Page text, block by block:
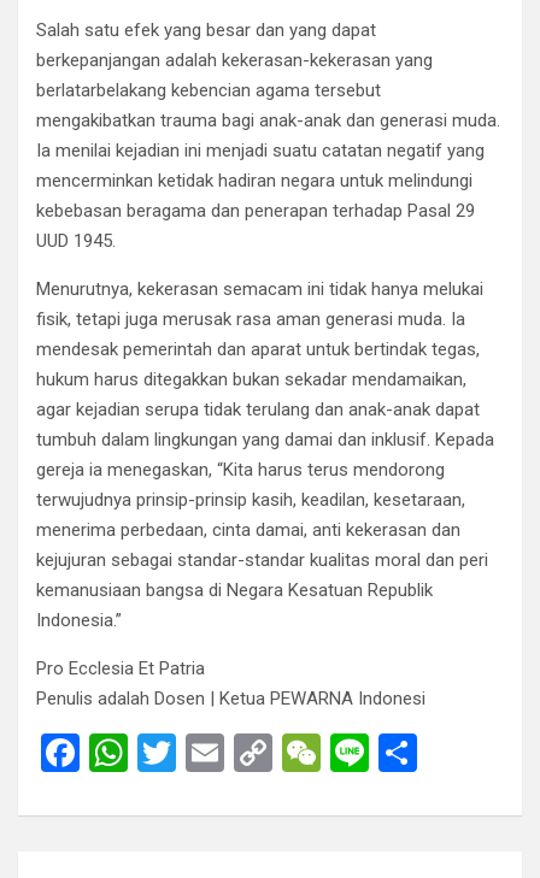
Salah satu efek yang besar dan yang dapat
berkepanjangan adalah kekerasan-kekerasan yang
berlatarbelakang kebencian agama tersebut
mengakibatkan trauma bagi anak-anak dan generasi muda.
Ia menilai kejadian ini menjadi suatu catatan negatif yang
mencerminkan ketidak hadiran negara untuk melindungi
kebebasan beragama dan penerapan terhadap Pasal 29
UUD 1945.
Menurutnya, kekerasan semacam ini tidak hanya melukai
fisik, tetapi juga merusak rasa aman generasi muda. Ia
mendesak pemerintah dan aparat untuk bertindak tegas,
hukum harus ditegakkan bukan sekadar mendamaikan,
agar kejadian serupa tidak terulang dan anak-anak dapat
tumbuh dalam lingkungan yang damai dan inklusif. Kepada
gereja ia menegaskan, “Kita harus terus mendorong
terwujudnya prinsip-prinsip kasih, keadilan, kesetaraan,
menerima perbedaan, cinta damai, anti kekerasan dan
kejujuran sebagai standar-standar kualitas moral dan peri
kemanusiaan bangsa di Negara Kesatuan Republik
Indonesia.”
Pro Ecclesia Et Patria
Penulis adalah Dosen | Ketua PEWARNA Indonesi
F
ce
W
at
T
tt
E
ail
C
py
W
C
Li
e
ar